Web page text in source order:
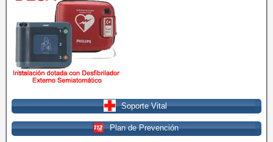
Soporte Vital
Plan de Prevención